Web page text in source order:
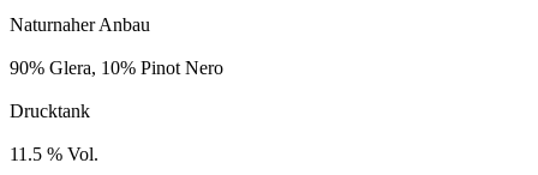
Naturnaher Anbau
90% Glera, 10% Pinot Nero
Drucktank
11.5 % Vol.